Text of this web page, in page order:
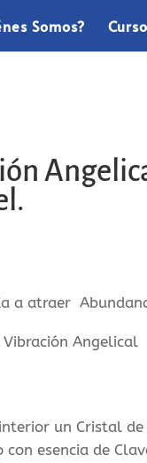
Somos?
a atraer
Angelical
un Cristal de
con esencia de